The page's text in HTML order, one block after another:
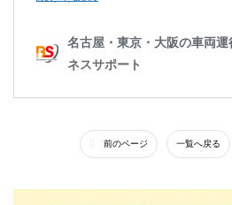
前のページ 一覧へ戻る